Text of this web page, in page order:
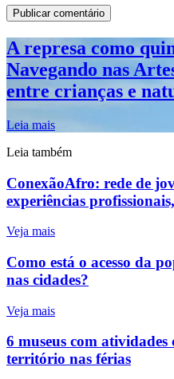
A represa como
Navegando nas
entre crianças e
Leia mais
Leia também
ConexãoAfro: rede de
experiências
Veja mais
Como está o acesso da
nas cidades?
Veja mais
6 museus com
território nas férias